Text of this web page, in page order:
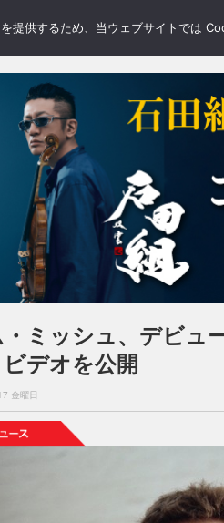
NEWS REVIEWS GALLERY
・ミッシュ、デビュ
デオを公開
金曜日
提供するため、当ウェブサイトでは